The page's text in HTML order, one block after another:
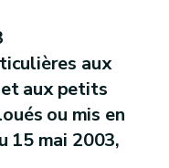
aux
aux petits
ou mis en
15 mai 2003,